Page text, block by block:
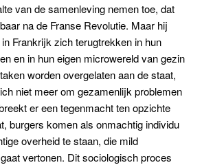
van de samenleving nemen toe, dat
na de Franse Revolutie. Maar hij
Frankrijk zich terugtrekken in hun
en in hun eigen microwereld van gezin
worden overgelaten aan de staat,
niet meer om gezamenlijk problemen
er een tegenmacht ten opzichte
burgers komen als onmachtig individu
overheid te staan, die mild
vertonen. Dit sociologisch proces